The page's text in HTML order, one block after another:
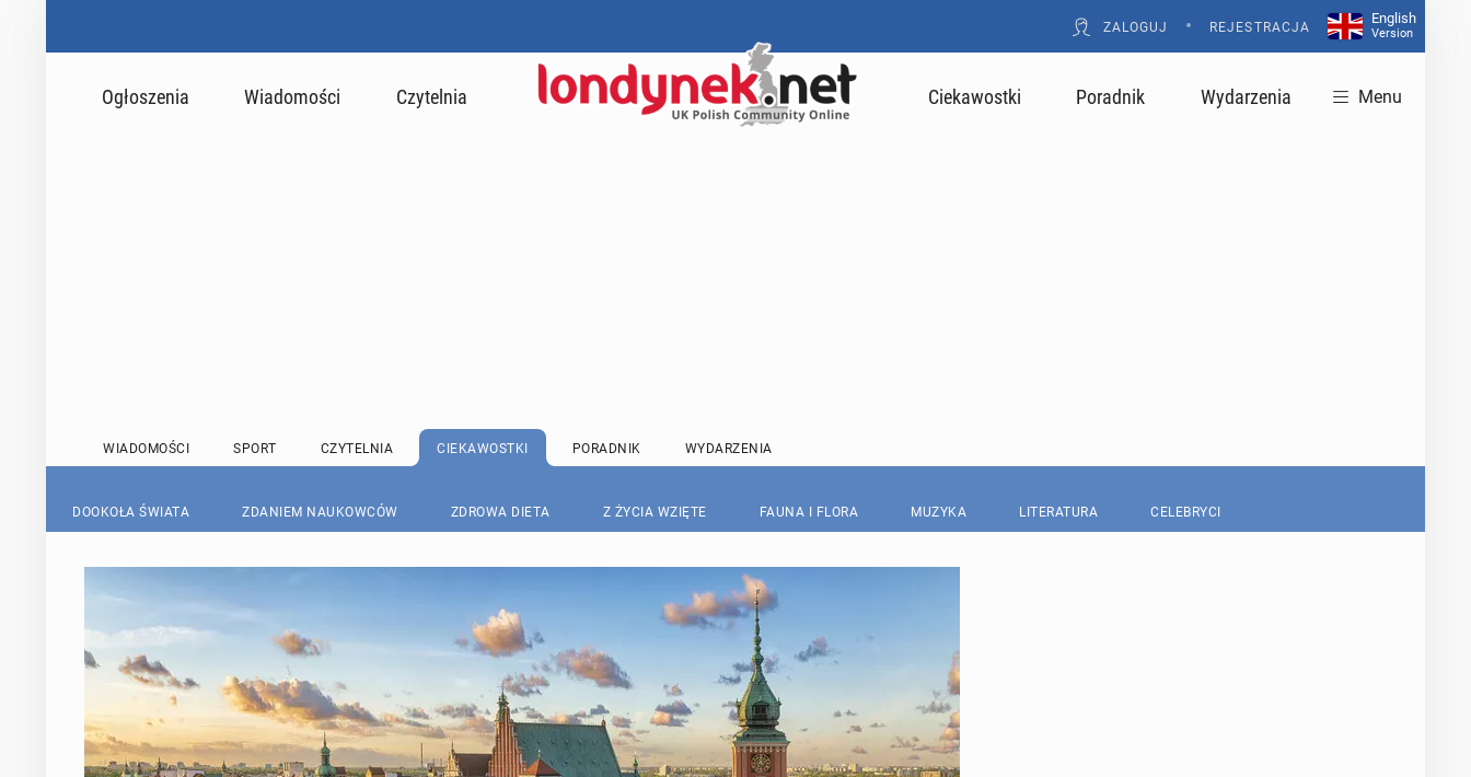
ZALOGUJ • REJESTRACJA
English
Version
Ogłoszenia Wiadomości Czytelnia Ciekawostki Poradnik Wydarzenia Menu
WIADOMOŚCI SPORT CZYTELNIA CIEKAWOSTKI PORADNIK WYDARZENIA
DOOKOŁA ŚWIATA ZDANIEM NAUKOWCÓW ZDROWA DIETA Z ŻYCIA WZIĘTE FAUNA I FLORA MUZYKA LITERATURA CELEBRYCI